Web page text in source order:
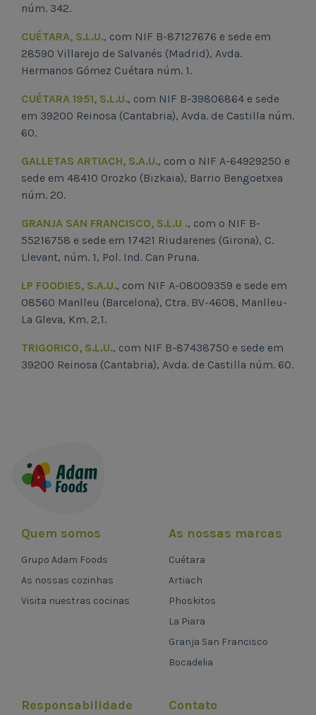
núm. 342.
CUÉTARA, S.L.U., com NIF B-87127676 e sede em
28590 Villarejo de Salvanés (Madrid), Avda.
Hermanos Gómez Cuétara núm. 1.
CUÉTARA 1951, S.L.U., com NIF B-39806864 e sede
em 39200 Reinosa (Cantabria), Avda. de Castilla núm.
60.
GALLETAS ARTIACH, S.A.U., com o NIF A-64929250 e
sede em 48410 Orozko (Bizkaia), Barrio Bengoetxea
núm. 20.
GRANJA SAN FRANCISCO, S.L.U ., com o NIF B-
55216758 e sede em 17421 Riudarenes (Girona), C.
Llevant, núm. 1, Pol. Ind. Can Pruna.
LP FOODIES, S.A.U., com NIF A-08009359 e sede em
08560 Manlleu (Barcelona), Ctra. BV-4608, Manlleu-
La Gleva, Km. 2,1.
TRIGORICO, S.L.U., com NIF B-87438750 e sede em
39200 Reinosa (Cantabria), Avda. de Castilla núm. 60.
Quem somos
Grupo Adam Foods
As nossas cozinhas
Visita nuestras cocinas
As nossas marcas
Cuétara
Artiach
Phoskitos
La Piara
Granja San Francisco
Bocadelia
Responsabilidade
Contato